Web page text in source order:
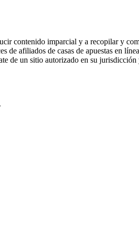
contenido imparcial y a recopilar y
de afiliados de casas de apuestas en
de un sitio autorizado en su